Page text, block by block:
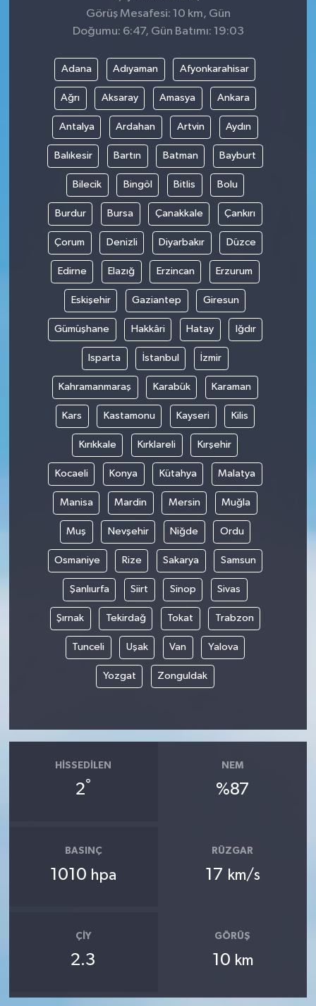
Görüş Mesafesi: 10 km, Gün
Doğumu: 6:47, Gün Batımı: 19:03
Adana Adıyaman Afyonkarahisar
Ağrı Aksaray Amasya Ankara
Antalya Ardahan Artvin Aydın
Balıkesir Bartın Batman Bayburt
Bilecik Bingöl Bitlis Bolu
Burdur Bursa Çanakkale Çankırı
Çorum Denizli Diyarbakır Düzce
Edirne Elazığ Erzincan Erzurum
Eskişehir Gaziantep Giresun
Gümüşhane Hakkâri Hatay Iğdır
Isparta İstanbul İzmir
Kahramanmaraş Karabük Karaman
Kars Kastamonu Kayseri Kilis
Kırıkkale Kırklareli Kırşehir
Kocaeli Konya Kütahya Malatya
Manisa Mardin Mersin Muğla
Muş Nevşehir Niğde Ordu
Osmaniye Rize Sakarya Samsun
Şanlıurfa Siirt Sinop Sivas
Şırnak Tekirdağ Tokat Trabzon
Tunceli Uşak Van Yalova
Yozgat Zonguldak
HISSEDILEN
2°
NEM
%87
BASINÇ
1010 hpa
RÜZGAR
17 km/s
ÇIY
2.3
GÖRÜŞ
10 km
RÖPORTAJ
SAĞLIK
SPOR
TARIM
TEKNOLOJİ
TURİZM
VİDEO HABER
YAŞAM